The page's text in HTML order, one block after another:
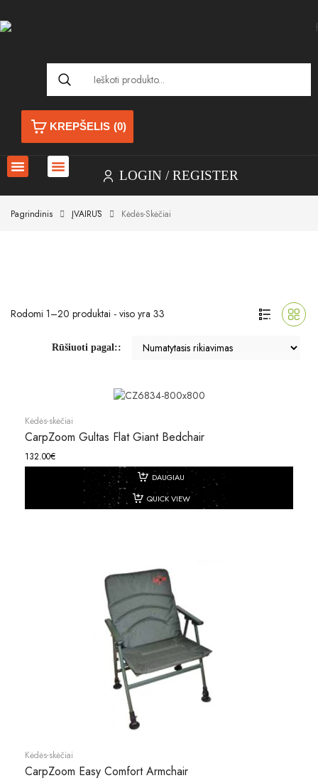
KREPŠELIS (0)
LOGIN REGISTER
Pagrindinis ĮVAIRŪS Kėdės-Skėčiai
Rodomi 1–20 produktai - viso yra 33
Rūšiuoti pagal::
Kėdės-skėčiai
CarpZoom Gultas Flat Giant Bedchair
132.00€
DAUGIAU
QUICK VIEW
Kėdės-skėčiai
CarpZoom Easy Comfort Armchair